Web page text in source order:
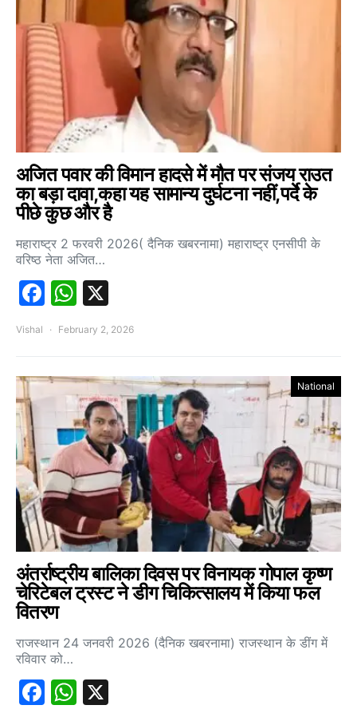
अजित पवार की विमान हादसे में मौत पर संजय राउत
का बड़ा दावा,कहा यह सामान्य दुर्घटना नहीं,पर्दे के
पीछे कुछ और है
महाराष्ट्र 2 फरवरी 2026( दैनिक खबरनामा) महाराष्ट्र एनसीपी के
वरिष्ठ नेता अजित…
Facebook
WhatsApp
Vishal February 2, 2026
National
अंतर्राष्ट्रीय बालिका दिवस पर विनायक गोपाल कृष्ण
चेरिटेबल ट्रस्ट ने डीग चिकित्सालय में किया फल
वितरण
राजस्थान 24 जनवरी 2026 (दैनिक खबरनामा) राजस्थान के डींग में
रविवार को…
Facebook
WhatsApp